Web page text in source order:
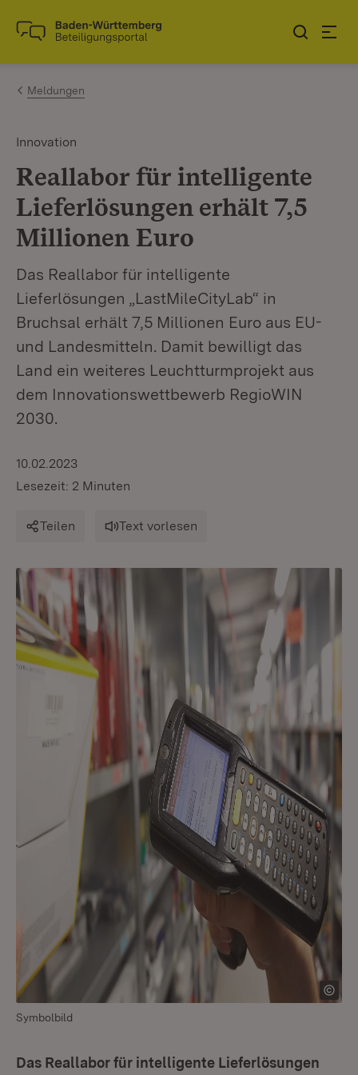
Zum Inhalt springen
Link zur Startseite
Meldungen
Innovation
Reallabor für intelligente
Lieferlösungen erhält 7,5
Millionen Euro
Das Reallabor für intelligente
Lieferlösungen „LastMileCityLab“ in
Bruchsal erhält 7,5 Millionen Euro aus EU-
und Landesmitteln. Damit bewilligt das
Land ein weiteres Leuchtturmprojekt aus
dem Innovationswettbewerb RegioWIN
2030.
10.02.2023
Lesezeit: 2 Minuten
Teilen Text vorlesen
Symbolbild
Das Reallabor für intelligente Lieferlösungen